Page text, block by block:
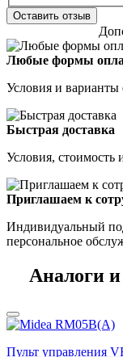
Оставить отзыв
Любые формы
Условия и варианты
Быстрая доставка
Условия, стоимость
Приглашаем к
Индивидуальный
персональное
Аналоги
Пульт управления